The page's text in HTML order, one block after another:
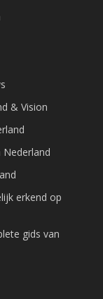
& Vision
Nederland
erkend op
gids van